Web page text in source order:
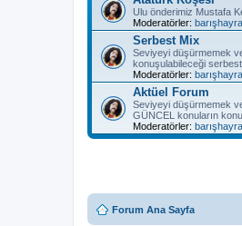
Ulu önderimiz Mustafa
Moderatörler:
Serbest Mix
Seviyeyi düşürmemek
konuşulabileceği
Moderatörler:
Aktüel Forum
Seviyeyi düşürmemek
GÜNCEL konuların
Moderatörler:
Forum Ana Sayfa